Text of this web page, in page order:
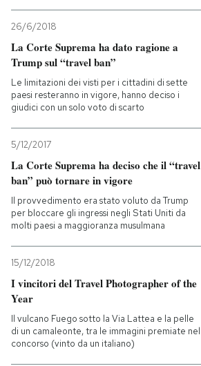
26/6/2018
La Corte Suprema ha dato ragione a
Trump sul “travel ban”
Le limitazioni dei visti per i cittadini di sette
paesi resteranno in vigore, hanno deciso i
giudici con un solo voto di scarto
5/12/2017
La Corte Suprema ha deciso che il “travel
ban” può tornare in vigore
Il provvedimento era stato voluto da Trump
per bloccare gli ingressi negli Stati Uniti da
molti paesi a maggioranza musulmana
15/12/2018
I vincitori del Travel Photographer of the
Year
Il vulcano Fuego sotto la Via Lattea e la pelle
di un camaleonte, tra le immagini premiate nel
concorso (vinto da un italiano)